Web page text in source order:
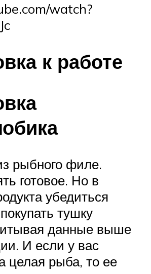
watch?
к работе
рыбного филе.
готовое. Но в
убедиться
тушку
данные выше
И если у вас
целая рыба, то ее